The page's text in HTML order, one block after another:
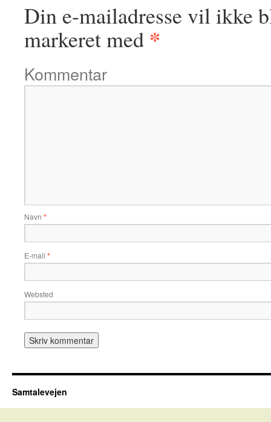
Din e-mailadresse vil ikke
markeret med *
Kommentar
Navn *
E-mail *
Websted
Samtalevejen